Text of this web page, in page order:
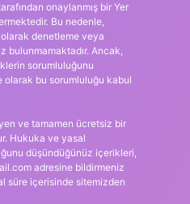
onaylanmış bir Yer
Bu nedenle,
denetleme veya
bulunmamaktadır. Ancak,
sorumluluğunu
olarak bu sorumluluğu kabul
ve tamamen ücretsiz bir
Hukuka ve yasal
düşündüğünüz içerikleri,
adresine bildirmeniz
süre içerisinde sitemizden